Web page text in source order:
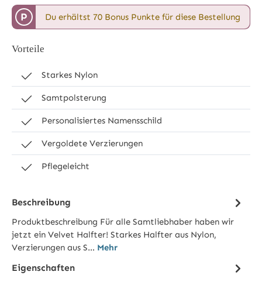
P Du erhältst 70 Bonus Punkte für diese Bestellung
Vorteile
Starkes Nylon
Samtpolsterung
Personalisiertes Namensschild
Vergoldete Verzierungen
Pflegeleicht
Beschreibung
Produktbeschreibung Für alle Samtliebhaber haben wir
jetzt ein Velvet Halfter! Starkes Halfter aus Nylon,
Verzierungen aus S… Mehr
Eigenschaften